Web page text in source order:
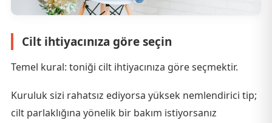
Cilt ihtiyacınıza göre seçin
Temel kural: toniği cilt ihtiyacınıza göre seçmektir.
Kuruluk sizi rahatsız ediyorsa yüksek nemlendirici tip;
cilt parlaklığına yönelik bir bakım istiyorsanız